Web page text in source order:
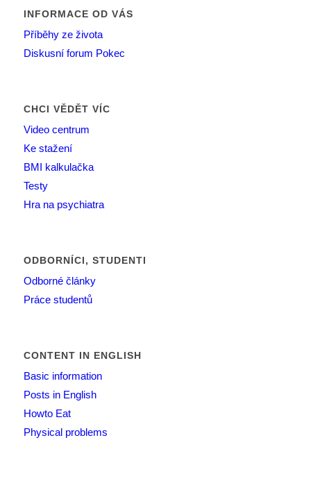
INFORMACE OD VÁS
Příběhy ze života
Diskusní forum Pokec
CHCI VĚDĚT VÍC
Video centrum
Ke stažení
BMI kalkulačka
Testy
Hra na psychiatra
ODBORNÍCI, STUDENTI
Odborné články
Práce studentů
CONTENT IN ENGLISH
Basic information
Posts in English
Howto Eat
Physical problems